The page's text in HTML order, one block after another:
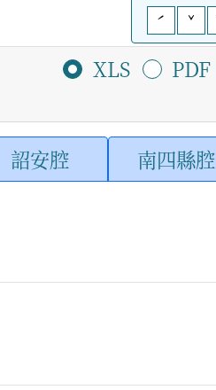
ˊ
ˇ
XLS PDF
詔安腔 南四縣腔